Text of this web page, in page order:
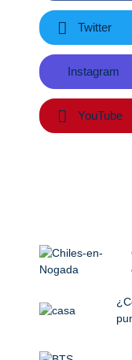
Twitter
Instagram
YouTube